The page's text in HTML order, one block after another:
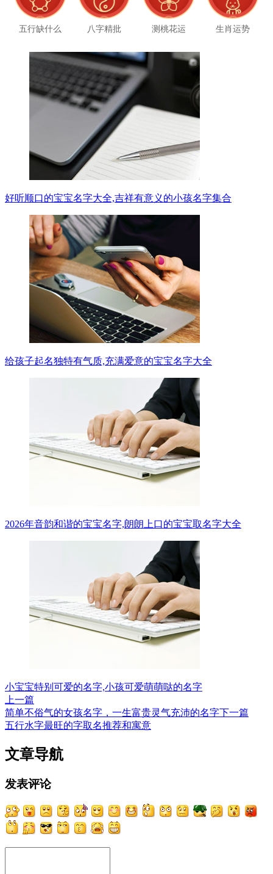
五行缺什么 八字精批 测桃花运 生肖运势
好听顺口的宝宝名字大全,吉祥有意义的小孩名字集合
给孩子起名独特有气质,充满爱意的宝宝名字大全
2026年音韵和谐的宝宝名字,朗朗上口的宝宝取名字大全
小宝宝特别可爱的名字,小孩可爱萌萌哒的名字
上一篇
简单不俗气的女孩名字，一生富贵灵气充沛的名字下一篇
五行水字最旺的字取名推荐和寓意
文章导航
发表评论